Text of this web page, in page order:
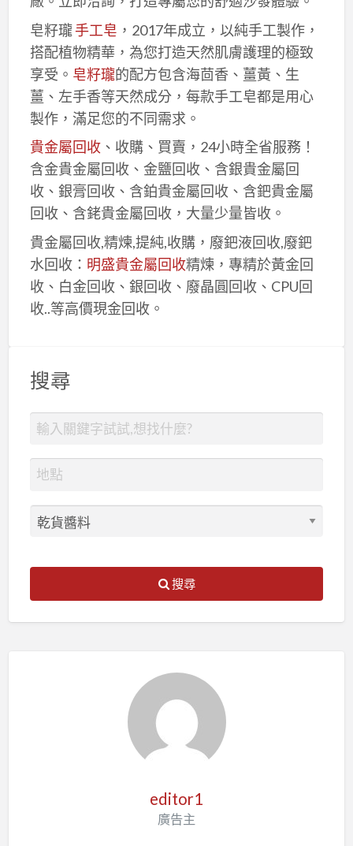
皂籽瓏手工皂 ，2017年成立，以純手工製作，
搭配植物精華，為您打造天然肌膚護理的極致
享受。 皂籽瓏的配方包含海茴香、薑黃、生
薑、左手香等天然成分，每款手工皂都是用心
製作，滿足您的不同需求。
貴金屬回收、收購、買賣，24小時全省服務！
含金貴金屬回收、金鹽回收、含銀貴金屬回
收、銀膏回收、含鉑貴金屬回收、含鈀貴金屬
回收、含銠貴金屬回收，大量少量皆收。
貴金屬回收,精煉,提純,收購，廢鈀液回收,廢鈀
水回收： 明盛貴金屬回收精煉，專精於黃金回
收、白金回收、銀回收、廢晶圓回收、CPU回
收..等高價現金回收。
搜尋
搜尋
editor1
廣告主